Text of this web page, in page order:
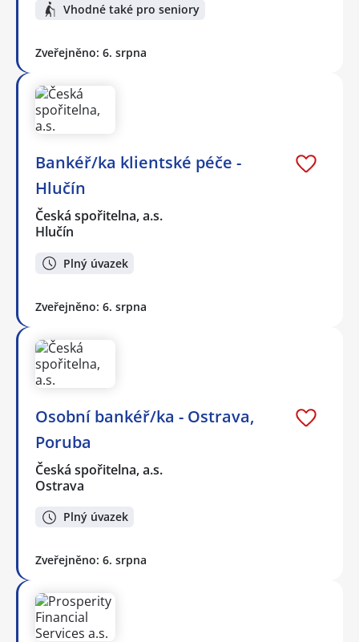
Vhodné také pro seniory
Zveřejněno: 6. srpna
Bankéř/ka klientské péče -
Hlučín
Česká spořitelna, a.s.
Hlučín
Plný úvazek
Zveřejněno: 6. srpna
Osobní bankéř/ka - Ostrava,
Poruba
Česká spořitelna, a.s.
Ostrava
Plný úvazek
Zveřejněno: 6. srpna